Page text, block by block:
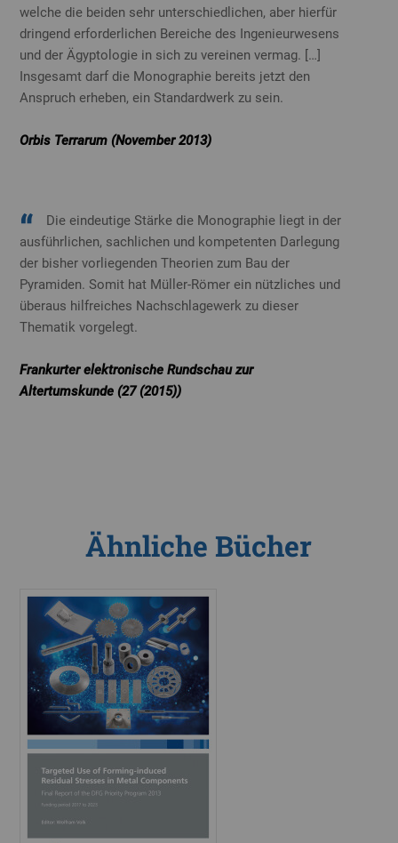
welche die beiden sehr unterschiedlichen, aber hierfür
dringend erforderlichen Bereiche des Ingenieurwesens
und der Ägyptologie in sich zu vereinen vermag. […]
Insgesamt darf die Monographie bereits jetzt den
Anspruch erheben, ein Standardwerk zu sein.
Orbis Terrarum (November 2013)
Die eindeutige Stärke die Monographie liegt in der
ausführlichen, sachlichen und kompetenten Darlegung
der bisher vorliegenden Theorien zum Bau der
Pyramiden. Somit hat Müller-Römer ein nützliches und
überaus hilfreiches Nachschlagewerk zu dieser
Thematik vorgelegt.
Frankurter elektronische Rundschau zur
Altertumskunde (27 (2015))
Ähnliche Bücher